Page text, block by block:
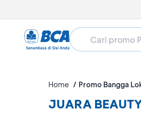
Home Promo Bangga
JUARA